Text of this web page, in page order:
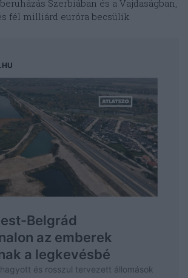
Szerbiában és a Vajdaságban,
fél milliárd euróra becsülik.